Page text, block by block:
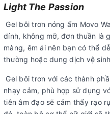
Light The Passion
Gel bôi trơn nóng ấm Movo
dính, không mỡ, đơn thuần là
màng, êm ái nên bạn có thể
thường hoặc dung dịch vệ
Gel bôi trơn với các thành
nhạy cảm, phù hợp sử dụng
tiên âm đạo sẽ cảm thấy rạo